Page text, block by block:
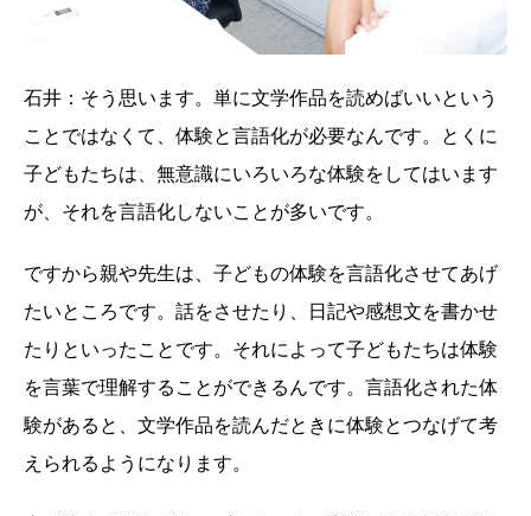
石井：そう思います。単に文学作品を読めばいいという
ことではなくて、体験と言語化が必要なんです。とくに
子どもたちは、無意識にいろいろな体験をしてはいます
が、それを言語化しないことが多いです。
ですから親や先生は、子どもの体験を言語化させてあげ
たいところです。話をさせたり、日記や感想文を書かせ
たりといったことです。それによって子どもたちは体験
を言葉で理解することができるんです。言語化された体
験があると、文学作品を読んだときに体験とつなげて考
えられるようになります。